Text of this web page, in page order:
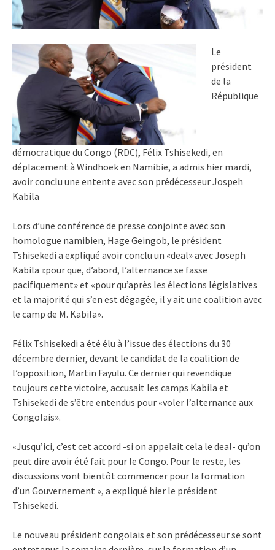
Le
président
de la
République
démocratique du Congo (RDC), Félix Tshisekedi, en
déplacement à Windhoek en Namibie, a admis hier mardi,
avoir conclu une entente avec son prédécesseur Jospeh
Kabila
Lors d’une conférence de presse conjointe avec son
homologue namibien, Hage Geingob, le président
Tshisekedi a expliqué avoir conclu un «deal» avec Joseph
Kabila «pour que, d’abord, l’alternance se fasse
pacifiquement» et «pour qu’après les élections législatives
et la majorité qui s’en est dégagée, il y ait une coalition avec
le camp de M. Kabila».
Félix Tshisekedi a été élu à l’issue des élections du 30
décembre dernier, devant le candidat de la coalition de
l’opposition, Martin Fayulu. Ce dernier qui revendique
toujours cette victoire, accusait les camps Kabila et
Tshisekedi de s’être entendus pour «voler l’alternance aux
Congolais».
«Jusqu’ici, c’est cet accord -si on appelait cela le deal- qu’on
peut dire avoir été fait pour le Congo. Pour le reste, les
discussions vont bientôt commencer pour la formation
d’un Gouvernement », a expliqué hier le président
Tshisekedi.
Le nouveau président congolais et son prédécesseur se sont